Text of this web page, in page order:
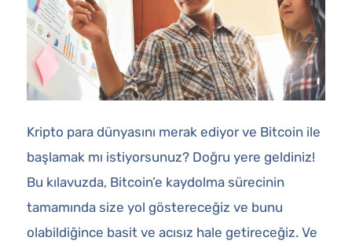
Kripto para dünyasını merak ediyor ve Bitcoin ile
başlamak mı istiyorsunuz? Doğru yere geldiniz!
Bu kılavuzda, Bitcoin’e kaydolma sürecinin
tamamında size yol göstereceğiz ve bunu
olabildiğince basit ve acısız hale getireceğiz. Ve